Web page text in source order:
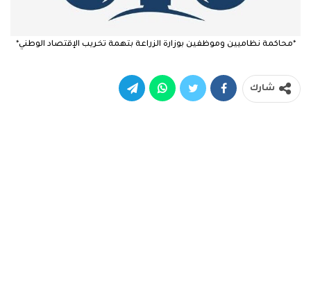
*محاكمة نظاميين وموظفين بوزارة الزراعة بتهمة تخريب الإقتصاد الوطني*
شارك